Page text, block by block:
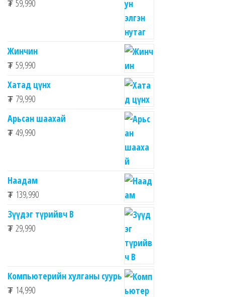
₮ 59,990
Жинчин
₮ 59,990
Хатад цүнх
₮ 79,990
Арьсан шаахай
₮ 49,990
Наадам
₮ 139,990
Зүүдэг түрийвч B
₮ 29,990
Компьютерийн хулганы суурь
₮ 14,990